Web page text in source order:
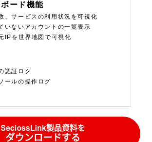
ード機能
、サービスの利用状況を可視化
いないアカウントの一覧表示
IPを世界地図で可視化
認証ログ
ールの操作ログ